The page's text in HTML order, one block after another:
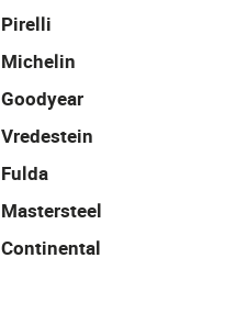
Pirelli
Michelin
Goodyear
Vredestein
Fulda
Mastersteel
Continental